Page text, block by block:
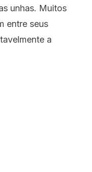
unhas. Muitos
entre seus
a